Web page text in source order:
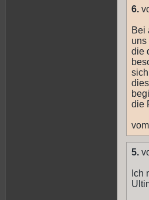
6.
Bei
uns
die
die
5.
Ich